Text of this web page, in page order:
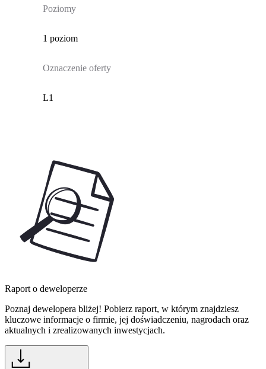
Poziomy
1 poziom
Oznaczenie oferty
L1
Raport o deweloperze
Poznaj dewelopera bliżej! Pobierz raport, w którym znajdziesz
kluczowe informacje o firmie, jej doświadczeniu, nagrodach oraz
aktualnych i zrealizowanych inwestycjach.